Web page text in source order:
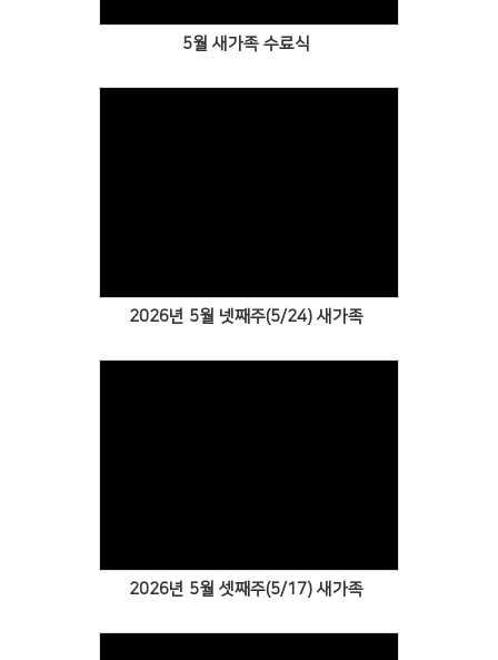
5월 새가족 수료식
2026년 5월 넷째주(5/24) 새가족
2026년 5월 셋째주(5/17) 새가족